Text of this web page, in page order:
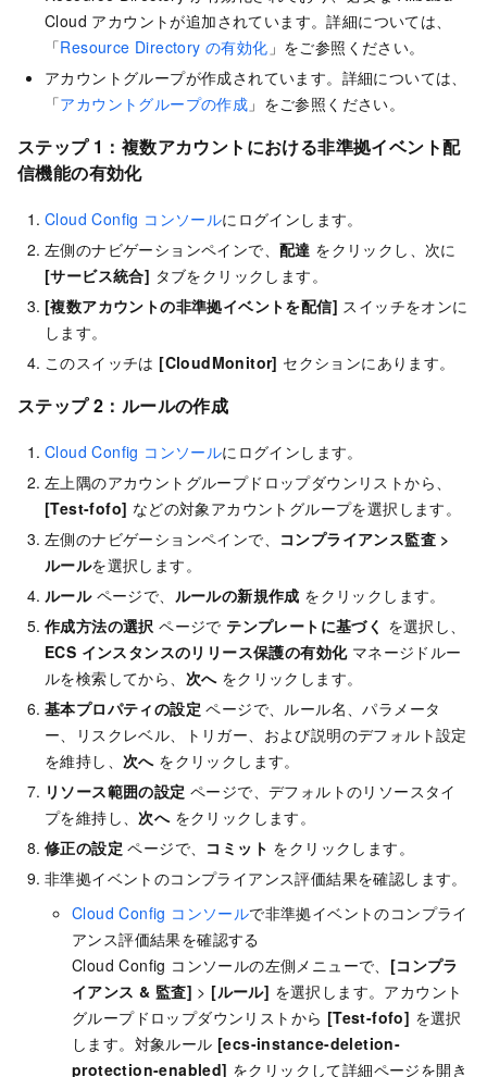
Cloud アカウントが追加されています。詳細については、
「Resource Directory の有効化 」をご参照ください。
アカウントグループが作成されています。詳細については、
「アカウントグループの作成 」をご参照ください。
ステップ 1：複数アカウントにおける非準拠イベント配
信機能の有効化
Cloud Config コンソールにログインします。
左側のナビゲーションペインで、 配達 をクリックし、次に
[サービス統合] タブをクリックします。
[複数アカウントの非準拠イベントを配信] スイッチをオンに
します。
このスイッチは [CloudMonitor] セクションにあります。
ステップ 2：ルールの作成
Cloud Config コンソールにログインします。
左上隅のアカウントグループドロップダウンリストから、
[Test-fofo] などの対象アカウントグループを選択します。
左側のナビゲーションペインで、 コンプライアンス監査 >
ルールを選択します。
ルールページで、 ルールの新規作成 をクリックします。
作成方法の選択 ページで テンプレートに基づく を選択し、
ECS インスタンスのリリース保護の有効化マネージドルー
ルを検索してから、 次へをクリックします。
基本プロパティの設定 ページで、ルール名、パラメータ
ー、リスクレベル、トリガー、および説明のデフォルト設定
を維持し、 次へをクリックします。
リソース範囲の設定 ページで、デフォルトのリソースタイ
プを維持し、次へをクリックします。
修正の設定 ページで、 コミット をクリックします。
非準拠イベントのコンプライアンス評価結果を確認します。
Cloud Config コンソールで非準拠イベントのコンプライ
アンス評価結果を確認する
Cloud Config コンソールの左側メニューで、 [コンプラ
イアンス & 監査] > [ルール] を選択します。アカウント
グループドロップダウンリストから [Test-fofo] を選択
します。対象ルール [ecs-instance-deletion-
protection-enabled] をクリックして詳細ページを開き